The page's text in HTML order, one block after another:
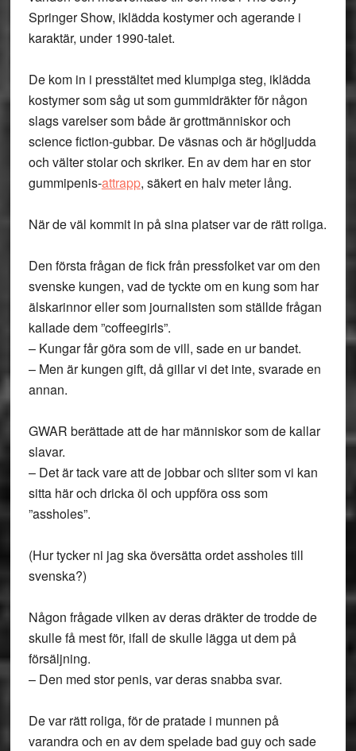
Springer Show, iklädda kostymer och agerande i
karaktär, under 1990-talet.
De kom in i presstältet med klumpiga steg, iklädda
kostymer som såg ut som gummidräkter för någon
slags varelser som både är grottmänniskor och
science fiction-gubbar. De väsnas och är högljudda
och välter stolar och skriker. En av dem har en stor
gummipenis-attrapp, säkert en halv meter lång.
När de väl kommit in på sina platser var de rätt roliga.
Den första frågan de fick från pressfolket var om den
svenske kungen, vad de tyckte om en kung som har
älskarinnor eller som journalisten som ställde frågan
kallade dem ”coffeegirls”.
– Kungar får göra som de vill, sade en ur bandet.
– Men är kungen gift, då gillar vi det inte, svarade en
annan.
GWAR berättade att de har människor som de kallar
slavar.
– Det är tack vare att de jobbar och sliter som vi kan
sitta här och dricka öl och uppföra oss som
”assholes”.
(Hur tycker ni jag ska översätta ordet assholes till
svenska?)
Någon frågade vilken av deras dräkter de trodde de
skulle få mest för, ifall de skulle lägga ut dem på
försäljning.
– Den med stor penis, var deras snabba svar.
De var rätt roliga, för de pratade i munnen på
varandra och en av dem spelade bad guy och sade